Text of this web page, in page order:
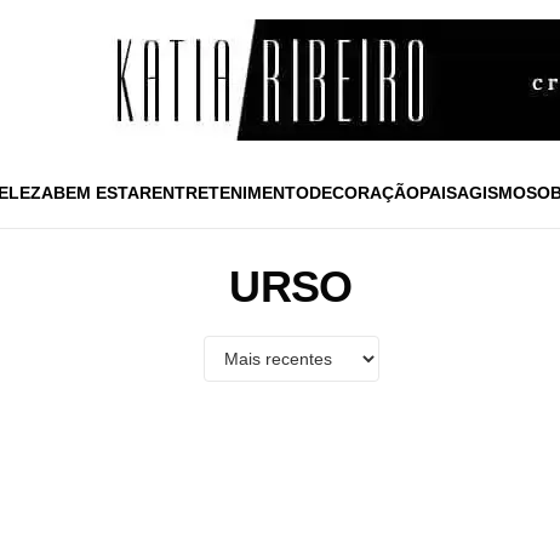
BEM ESTARENTRETENIMENTODECORAÇÃOPAISAGISMO
URSO